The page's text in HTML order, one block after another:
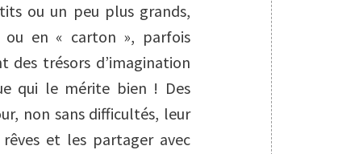
ou un peu plus grands,
en « carton », parfois
des trésors d’imagination
qui le mérite bien ! Des
non sans difficultés, leur
et les partager avec